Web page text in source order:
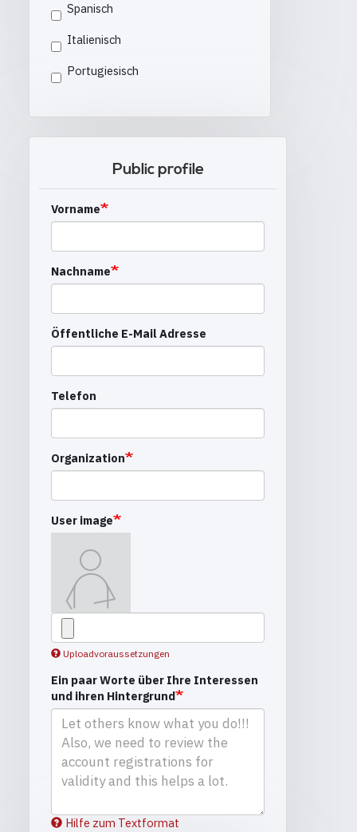
Spanisch
Italienisch
Portugiesisch
Public profile
Vorname
Nachname
Öffentliche E-Mail Adresse
Telefon
Organization
User image
Uploadvoraussetzungen
Ein paar Worte über Ihre Interessen
und ihren Hintergrund
Hilfe zum Textformat